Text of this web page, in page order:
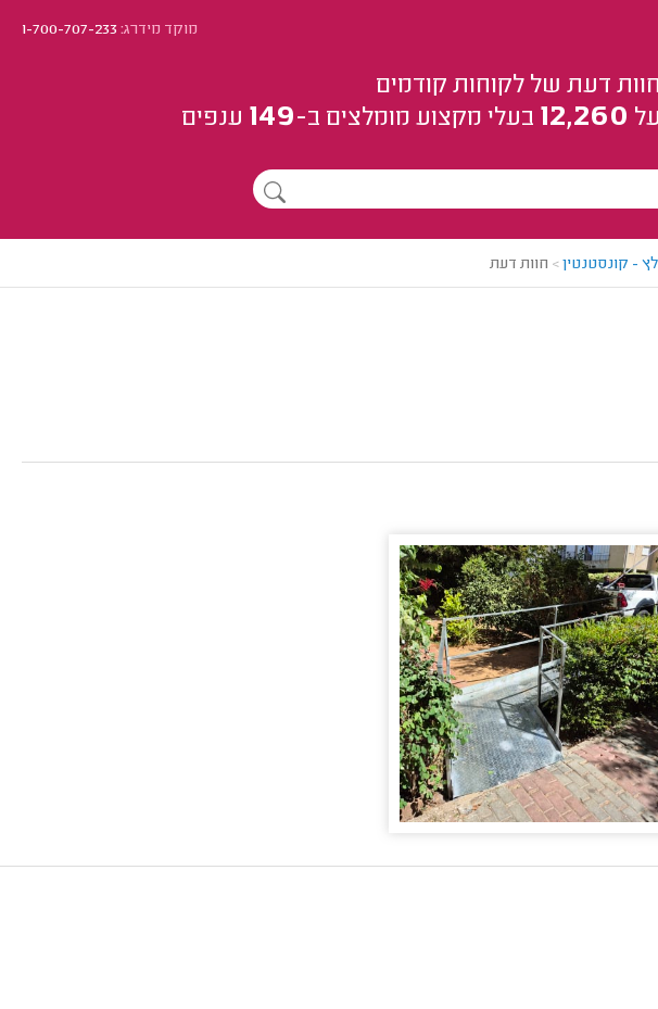
מוקד מידרג:1-700-707-233
חוות דעת של לקוחות קודמים
על 12,260 בעלי מקצוע מומלצים ב-149 ענפים
- קונסטנטין> חוות דעת